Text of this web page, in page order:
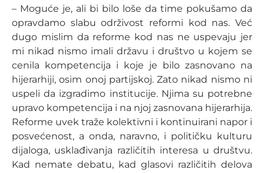
– Moguće je, ali bi bilo loše da time pokušamo da
opravdamo slabu održivost reformi kod nas. Već
dugo mislim da reforme kod nas ne uspevaju jer
mi nikad nismo imali državu i društvo u kojem se
cenila kompetencija i koje je bilo zasnovano na
hijerarhiji, osim onoj partijskoj. Zato nikad nismo ni
uspeli da izgradimo institucije. Njima su potrebne
upravo kompetencija i na njoj zasnovana hijerarhija.
Reforme uvek traže kolektivni i kontinuirani napor i
posvećenost, a onda, naravno, i političku kulturu
dijaloga, usklađivanja različitih interesa u društvu.
Kad nemate debatu, kad glasovi različitih delova